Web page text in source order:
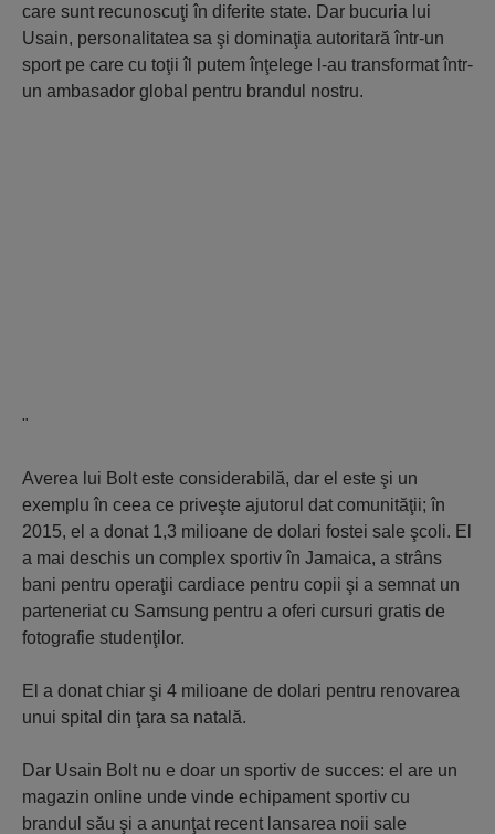
care sunt recunoscuţi în diferite state. Dar bucuria lui
Usain, personalitatea sa şi dominaţia autoritară într-un
sport pe care cu toţii îl putem înţelege l-au transformat într-
un ambasador global pentru brandul nostru.
"
Averea lui Bolt este considerabilă, dar el este şi un
exemplu în ceea ce priveşte ajutorul dat comunităţii; în
2015, el a donat 1,3 milioane de dolari fostei sale şcoli. El
a mai deschis un complex sportiv în Jamaica, a strâns
bani pentru operaţii cardiace pentru copii şi a semnat un
parteneriat cu Samsung pentru a oferi cursuri gratis de
fotografie studenţilor.
El a donat chiar şi 4 milioane de dolari pentru renovarea
unui spital din ţara sa natală.
Dar Usain Bolt nu e doar un sportiv de succes: el are un
magazin online unde vinde echipament sportiv cu
brandul său şi a anunţat recent lansarea noii sale